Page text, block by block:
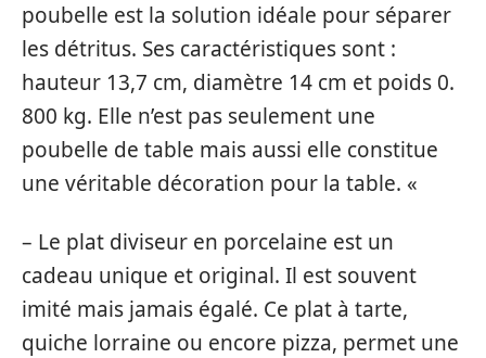
poubelle est la solution idéale pour séparer
les détritus. Ses caractéristiques sont :
hauteur 13,7 cm, diamètre 14 cm et poids 0.
800 kg. Elle n’est pas seulement une
poubelle de table mais aussi elle constitue
une véritable décoration pour la table. «
– Le plat diviseur en porcelaine est un
cadeau unique et original. Il est souvent
imité mais jamais égalé. Ce plat à tarte,
quiche lorraine ou encore pizza, permet une